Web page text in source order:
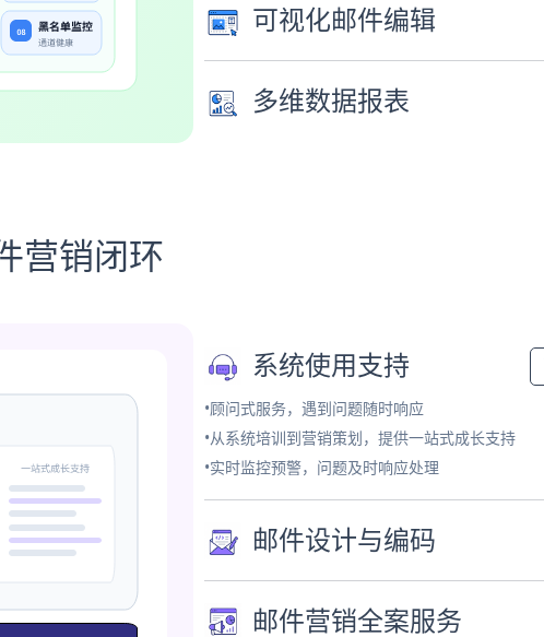
可视化邮件编辑
多维数据报表
营销闭环
系统使用支持
•顾问式服务，遇到问题随时响应
•从系统培训到营销策划，提供一站式成长支持
•实时监控预警，问题及时响应处理
邮件设计与编码
邮件营销全案服务